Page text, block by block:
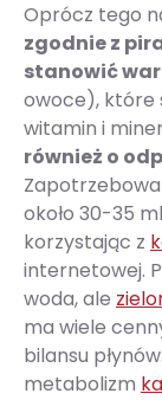
Oprócz tego
zgodnie z
stanowić
owoce), które
witamin i
również o
około 30-35
korzystając z
internetowej.
woda, ale
ma wiele
bilansu
metabolizm